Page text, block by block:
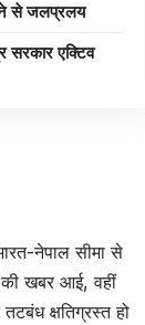
से जलप्रलय
सरकार एक्टिव
नेपाल सीमा से
की खबर आई, वहीं
क्षतिग्रस्त हो